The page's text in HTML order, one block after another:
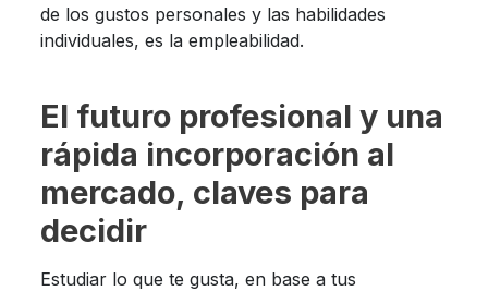
de los gustos personales y las habilidades
individuales, es la empleabilidad.
El futuro profesional y una
rápida incorporación al
mercado, claves para
decidir
Estudiar lo que te gusta, en base a tus